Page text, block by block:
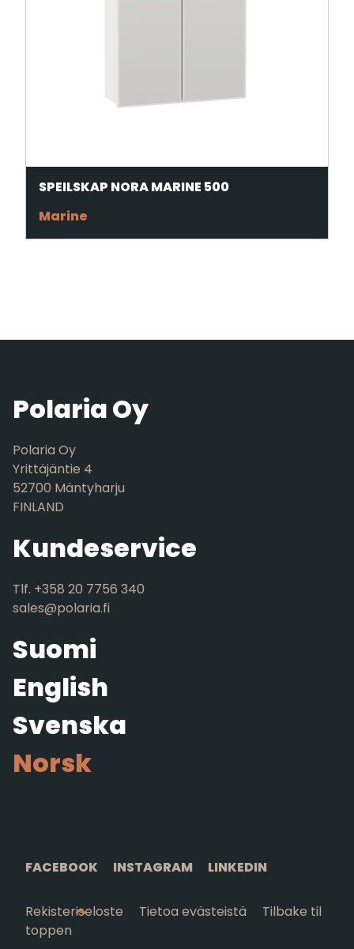
SPEILSKAP NORA MARINE 500
Marine
Polaria Oy
Polaria Oy
Yrittäjäntie 4
52700 Mäntyharju
FINLAND
Kundeservice
Tlf. +358 20 7756 340
sales@polaria.fi
Suomi
English
Svenska
Norsk
FACEBOOK INSTAGRAM LINKEDIN
Rekisteriseloste Tietoa evästeistä
Tilbake til
toppen